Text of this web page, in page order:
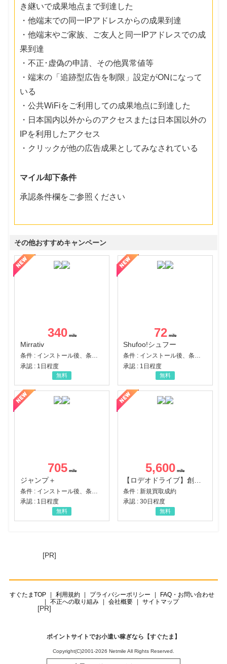
き継いで成果地点まで到達した
・他端末での同一IPアドレスからの成果到達
・他端末やご家族、ご友人と同一IPアドレスでの成
果到達
・不正･虚偽の申請、その他異常値等
・端末の「追跡型広告を制限」設定がONになって
いる
・公共WiFiをご利用しての成果地点に到達した
・日本国内以外からのアクセスまたは日本国以外の
IPを利用したアクセス
・クリックが他の広告成果としてみなされている
マイル却下条件
承認条件欄をご参照ください
その他おすすめキャンペーン
340
Mirrativ
条件 : インストール後、条件達成
承認 : 1日程度
無料
72
Shufoo!シュフー
条件 : インストール後、条件達成
承認 : 1日程度
無料
705
ジャンプ＋
承認 : 1日程度
無料
5,600
条件 : 新規買取成約
承認 : 30日程度
無料
[PR]
すぐたまTOP 利用規約 プライバシーポリシー
FAQ・お問い合わせ
不正への取り組み
会社概要 サイトマップ
[PR]
ポイントサイトでお小遣い稼ぎなら【すぐたま】
Copyright(C)2001-2026 Netmile All Rights Reserved.